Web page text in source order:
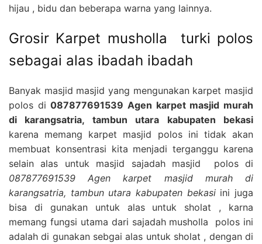
hijau , bidu dan beberapa warna yang lainnya.
Grosir Karpet musholla turki polos
sebagai alas ibadah ibadah
Banyak masjid masjid yang mengunakan karpet masjid
polos di087877691539 Agen karpet masjid murah
di karangsatria, tambun utara kabupaten bekasi
karena memang karpet masjid polos ini tidak akan
membuat konsentrasi kita menjadi terganggu karena
selain alas untuk masjid sajadah masjid polos di
087877691539 Agen karpet masjid murah di
karangsatria, tambun utara kabupaten bekasiini juga
bisa di gunakan untuk alas untuk sholat , karna
memang fungsi utama dari sajadah musholla polos ini
adalah di gunakan sebgai alas untuk sholat , dengan di